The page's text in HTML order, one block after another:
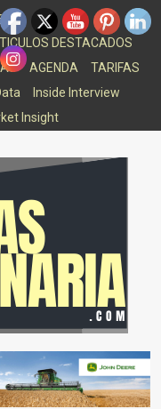
DESTACADOS
AGENDA
TARIFAS
Inside Interview
Insight